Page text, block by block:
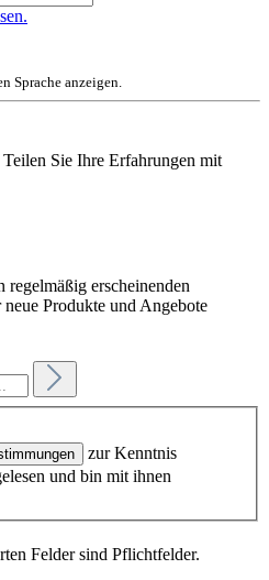
Sprache anzeigen.
Sie Ihre Erfahrungen mit
regelmäßig erscheinenden
Produkte und Angebote
zur Kenntnis
und bin mit ihnen
Felder sind Pflichtfelder.